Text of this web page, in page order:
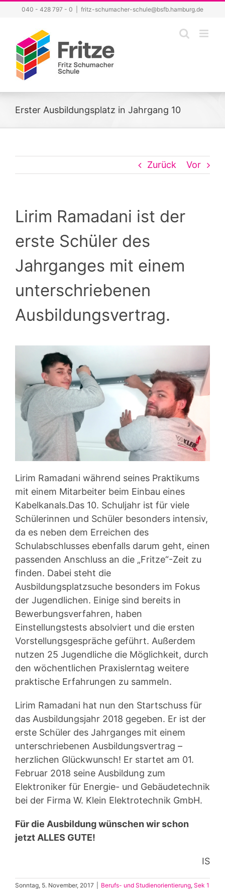
springen
040 - 428 797 - 0 fritz-schumacher-schule@bsfb.hamburg.de
Erster Ausbildungsplatz in Jahrgang 10
Zurück Vor
Lirim Ramadani ist der
erste Schüler des
Jahrganges mit einem
unterschriebenen
Ausbildungsvertrag.
Lirim Ramadani während seines Praktikums
mit einem Mitarbeiter beim Einbau eines
Kabelkanals.Das 10. Schuljahr ist für viele
Schülerinnen und Schüler besonders intensiv,
da es neben dem Erreichen des
Schulabschlusses ebenfalls darum geht, einen
passenden Anschluss an die „Fritze“-Zeit zu
finden. Dabei steht die
Ausbildungsplatzsuche besonders im Fokus
der Jugendlichen. Einige sind bereits in
Bewerbungsverfahren, haben
Einstellungstests absolviert und die ersten
Vorstellungsgespräche geführt. Außerdem
nutzen 25 Jugendliche die Möglichkeit, durch
den wöchentlichen Praxislerntag weitere
praktische Erfahrungen zu sammeln.
Lirim Ramadani hat nun den Startschuss für
das Ausbildungsjahr 2018 gegeben. Er ist der
erste Schüler des Jahrganges mit einem
unterschriebenen Ausbildungsvertrag –
herzlichen Glückwunsch! Er startet am 01.
Februar 2018 seine Ausbildung zum
Elektroniker für Energie- und Gebäudetechnik
bei der Firma W. Klein Elektrotechnik GmbH.
Für die Ausbildung wünschen wir schon
jetzt ALLES GUTE!
IS
Sonntag, 5. November, 2017 Berufs- und Studienorientierung, Sek 1